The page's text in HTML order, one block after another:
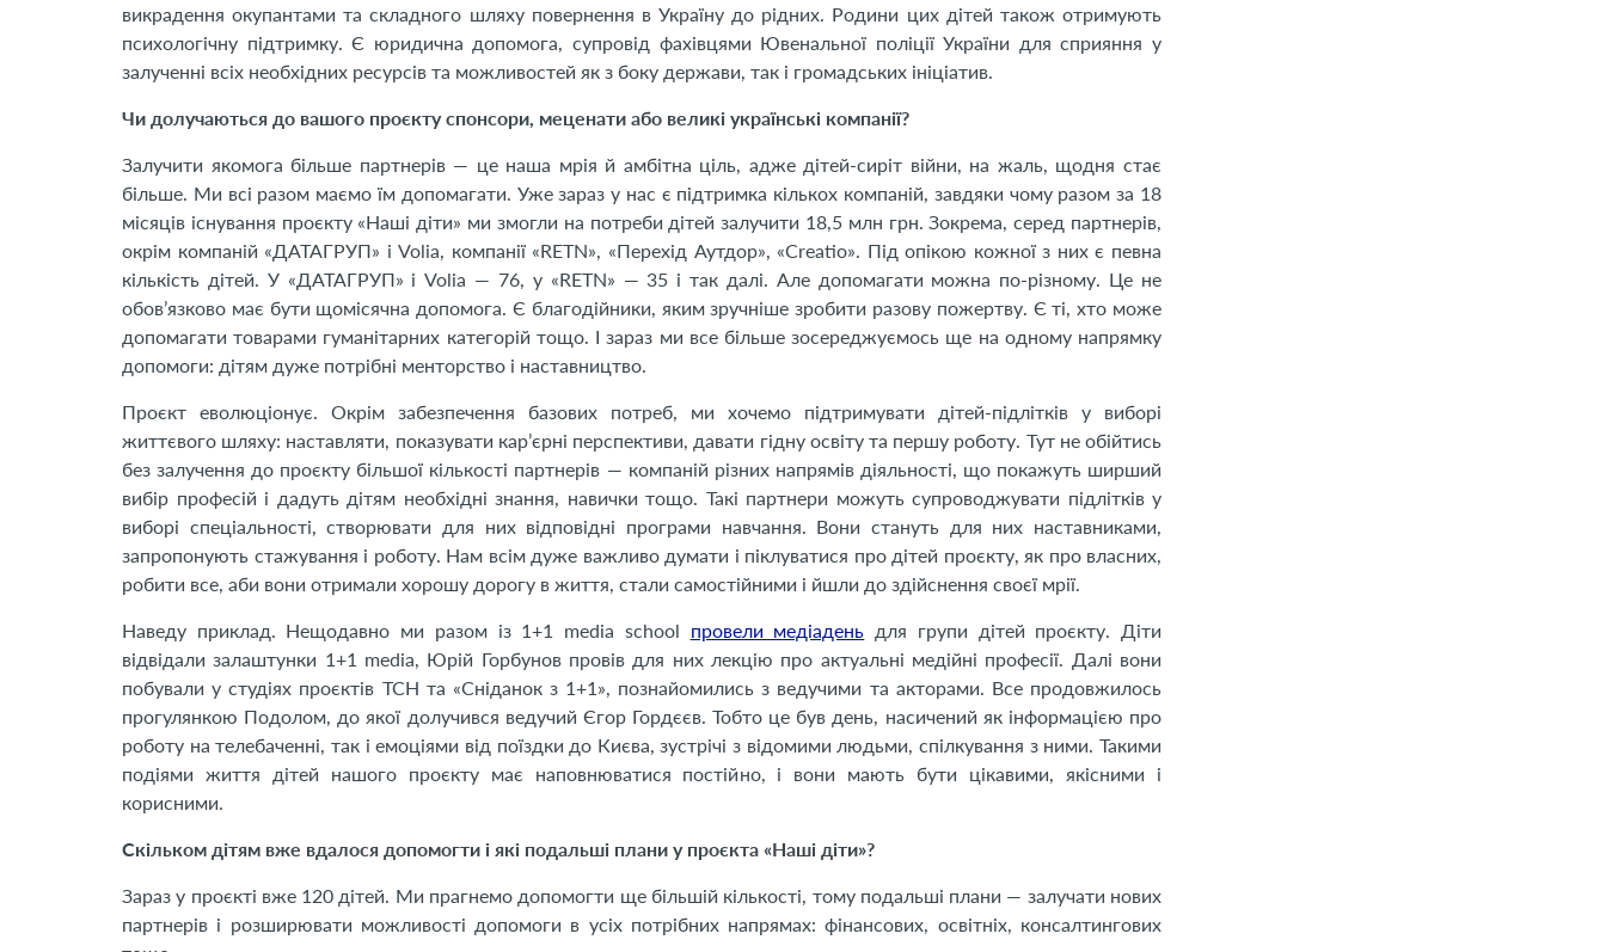
викрадення окупантами та складного шляху повернення в Україну до рідних. Родини цих дітей також отримують
психологічну підтримку. Є юридична допомога, супровід фахівцями Ювенальної поліції України для сприяння у
залученні всіх необхідних ресурсів та можливостей як з боку держави, так і громадських ініціатив.
Чи долучаються до вашого проєкту спонсори, меценати або великі українські компанії?
Залучити якомога більше партнерів — це наша мрія й амбітна ціль, адже дітей-сиріт війни, на жаль, щодня стає
більше. Ми всі разом маємо їм допомагати. Уже зараз у нас є підтримка кількох компаній, завдяки чому разом за 18
місяців існування проєкту «Наші діти» ми змогли на потреби дітей залучити 18,5 млн грн. Зокрема, серед партнерів,
окрім компаній «ДАТАГРУП» і Volia, компанії «RETN», «Перехід Аутдор», «Creatio». Під опікою кожної з них є певна
кількість дітей. У «ДАТАГРУП» і Volia — 76, у «RETN» — 35 і так далі. Але допомагати можна по-різному. Це не
обов’язково має бути щомісячна допомога. Є благодійники, яким зручніше зробити разову пожертву. Є ті, хто може
допомагати товарами гуманітарних категорій тощо. І зараз ми все більше зосереджуємось ще на одному напрямку
допомоги: дітям дуже потрібні менторство і наставництво.
Проєкт еволюціонує. Окрім забезпечення базових потреб, ми хочемо підтримувати дітей-підлітків у виборі
життєвого шляху: наставляти, показувати кар’єрні перспективи, давати гідну освіту та першу роботу. Тут не обійтись
без залучення до проєкту більшої кількості партнерів — компаній різних напрямів діяльності, що покажуть ширший
вибір професій і дадуть дітям необхідні знання, навички тощо. Такі партнери можуть супроводжувати підлітків у
виборі спеціальності, створювати для них відповідні програми навчання. Вони стануть для них наставниками,
запропонують стажування і роботу. Нам всім дуже важливо думати і піклуватися про дітей проєкту, як про власних,
робити все, аби вони отримали хорошу дорогу в життя, стали самостійними і йшли до здійснення своєї мрії.
Наведу приклад. Нещодавно ми разом із 1+1 media school провели медіадень для групи дітей проєкту. Діти
відвідали залаштунки 1+1 media, Юрій Горбунов провів для них лекцію про актуальні медійні професії. Далі вони
побували у студіях проєктів ТСН та «Сніданок з 1+1», познайомились з ведучими та акторами. Все продовжилось
прогулянкою Подолом, до якої долучився ведучий Єгор Гордєєв. Тобто це був день, насичений як інформацією про
роботу на телебаченні, так і емоціями від поїздки до Києва, зустрічі з відомими людьми, спілкування з ними. Такими
подіями життя дітей нашого проєкту має наповнюватися постійно, і вони мають бути цікавими, якісними і
корисними.
Скільком дітям вже вдалося допомогти і які подальші плани у проєкта «Наші діти»?
Зараз у проєкті вже 120 дітей. Ми прагнемо допомогти ще більшій кількості, тому подальші плани — залучати нових
партнерів і розширювати можливості допомоги в усіх потрібних напрямах: фінансових, освітніх, консалтингових